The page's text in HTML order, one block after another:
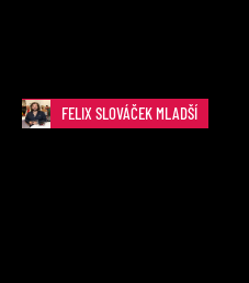
FELIX SLOVÁČEK MLADŠÍ